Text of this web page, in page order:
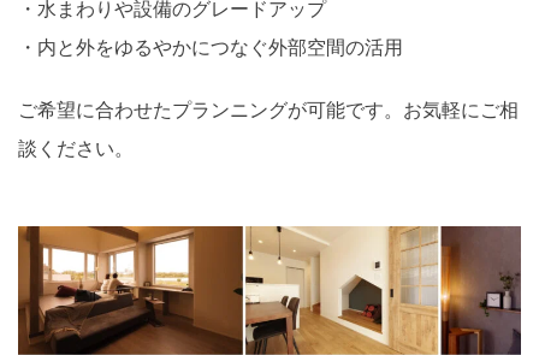
水まわりや設備のグレードアップ
内と外をゆるやかにつなぐ外部空間の活用
ご希望に合わせたプランニングが可能です。お気軽にご相
談ください。